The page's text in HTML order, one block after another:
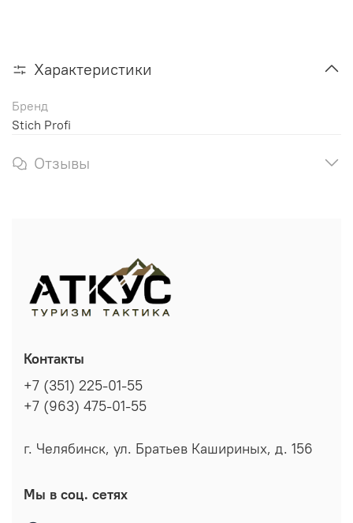
Характеристики
Бренд
Stich Profi
Отзывы
Контакты
+7 (351) 225-01-55
+7 (963) 475-01-55
г. Челябинск, ул. Братьев Кашириных, д. 156
Мы в соц. сетях